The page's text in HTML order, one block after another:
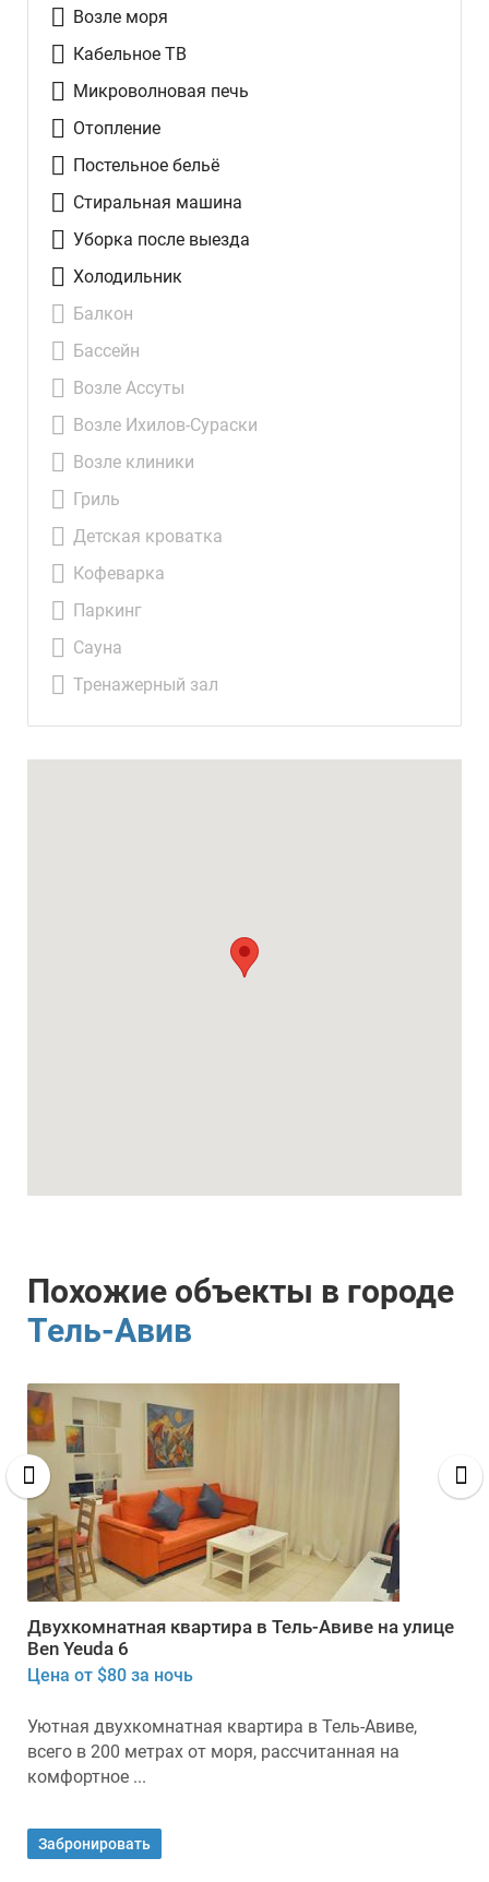
Возле моря
Кабельное ТВ
Микроволновая печь
Отопление
Постельное бельё
Стиральная машина
Уборка после выезда
Холодильник
Балкон
Бассейн
Возле Ассуты
Возле Ихилов-Сураски
Возле клиники
Гриль
Детская кроватка
Кофеварка
Паркинг
Сауна
Тренажерный зал
Похожие объекты в городе
Тель-Авив
Двухкомнатная квартира в Тель-Авиве на улице
Ben Yeuda 6
Цена от $80 за ночь
Уютная двухкомнатная квартира в Тель-Авиве,
всего в 200 метрах от моря, рассчитанная на
комфортное ...
Забронировать